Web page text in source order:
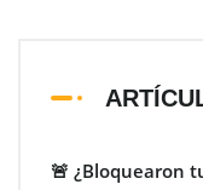
🚨 ¿Bloquearon